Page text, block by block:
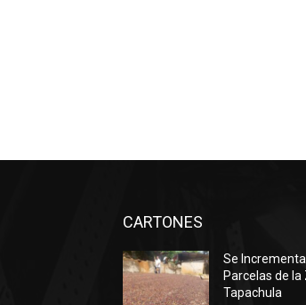
CARTONES
Se
Parcelas de
Tapachula